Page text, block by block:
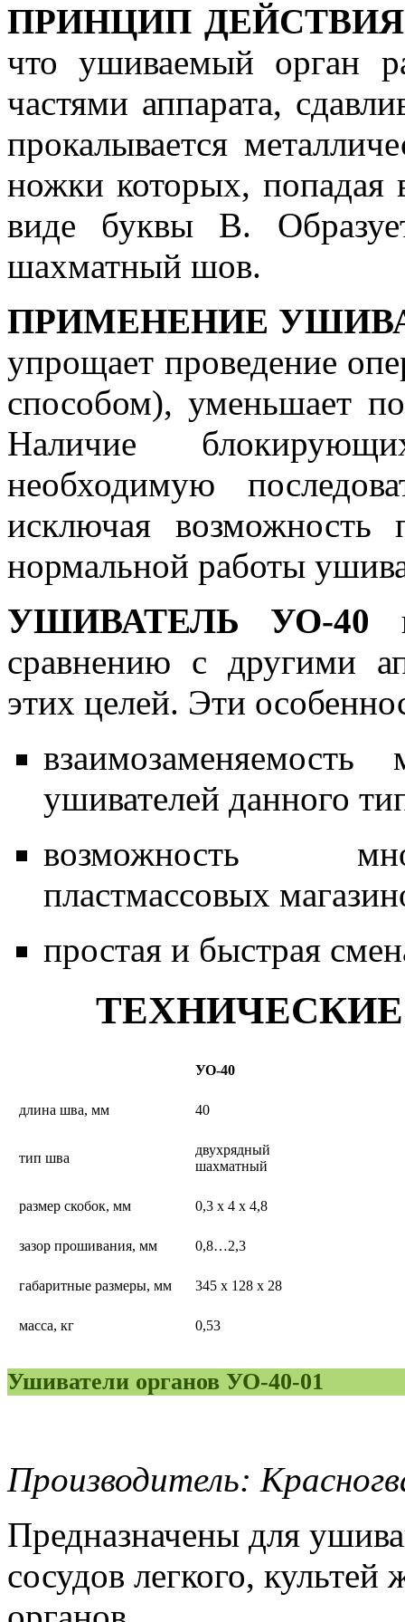
ПРИНЦИП ДЕЙСТВИЯ
что ушиваемый орган
частями аппарата,
прокалывается
ножки которых, попадая
виде буквы В.
шахматный шов.
ПРИМЕНЕНИЕ
упрощает проведение
способом), уменьшает
Наличие
необходимую
исключая
нормальной работы
УШИВАТЕЛЬ УО-40
сравнению с другими
этих целей. Эти
ушивателей данного
возможность
пластмассовых
простая и быстрая
УО-40
длина шва, мм 40
тип шва
двухрядный
шахматный
размер скобок, мм 0,3 х 4 х 4,8
зазор прошивания, мм 0,8…2,3
габаритные размеры, мм 345 х 128 х 28
масса, кг 0,53
Ушиватели органов УО-40-01
Производитель:
Предназначены для
сосудов легкого,